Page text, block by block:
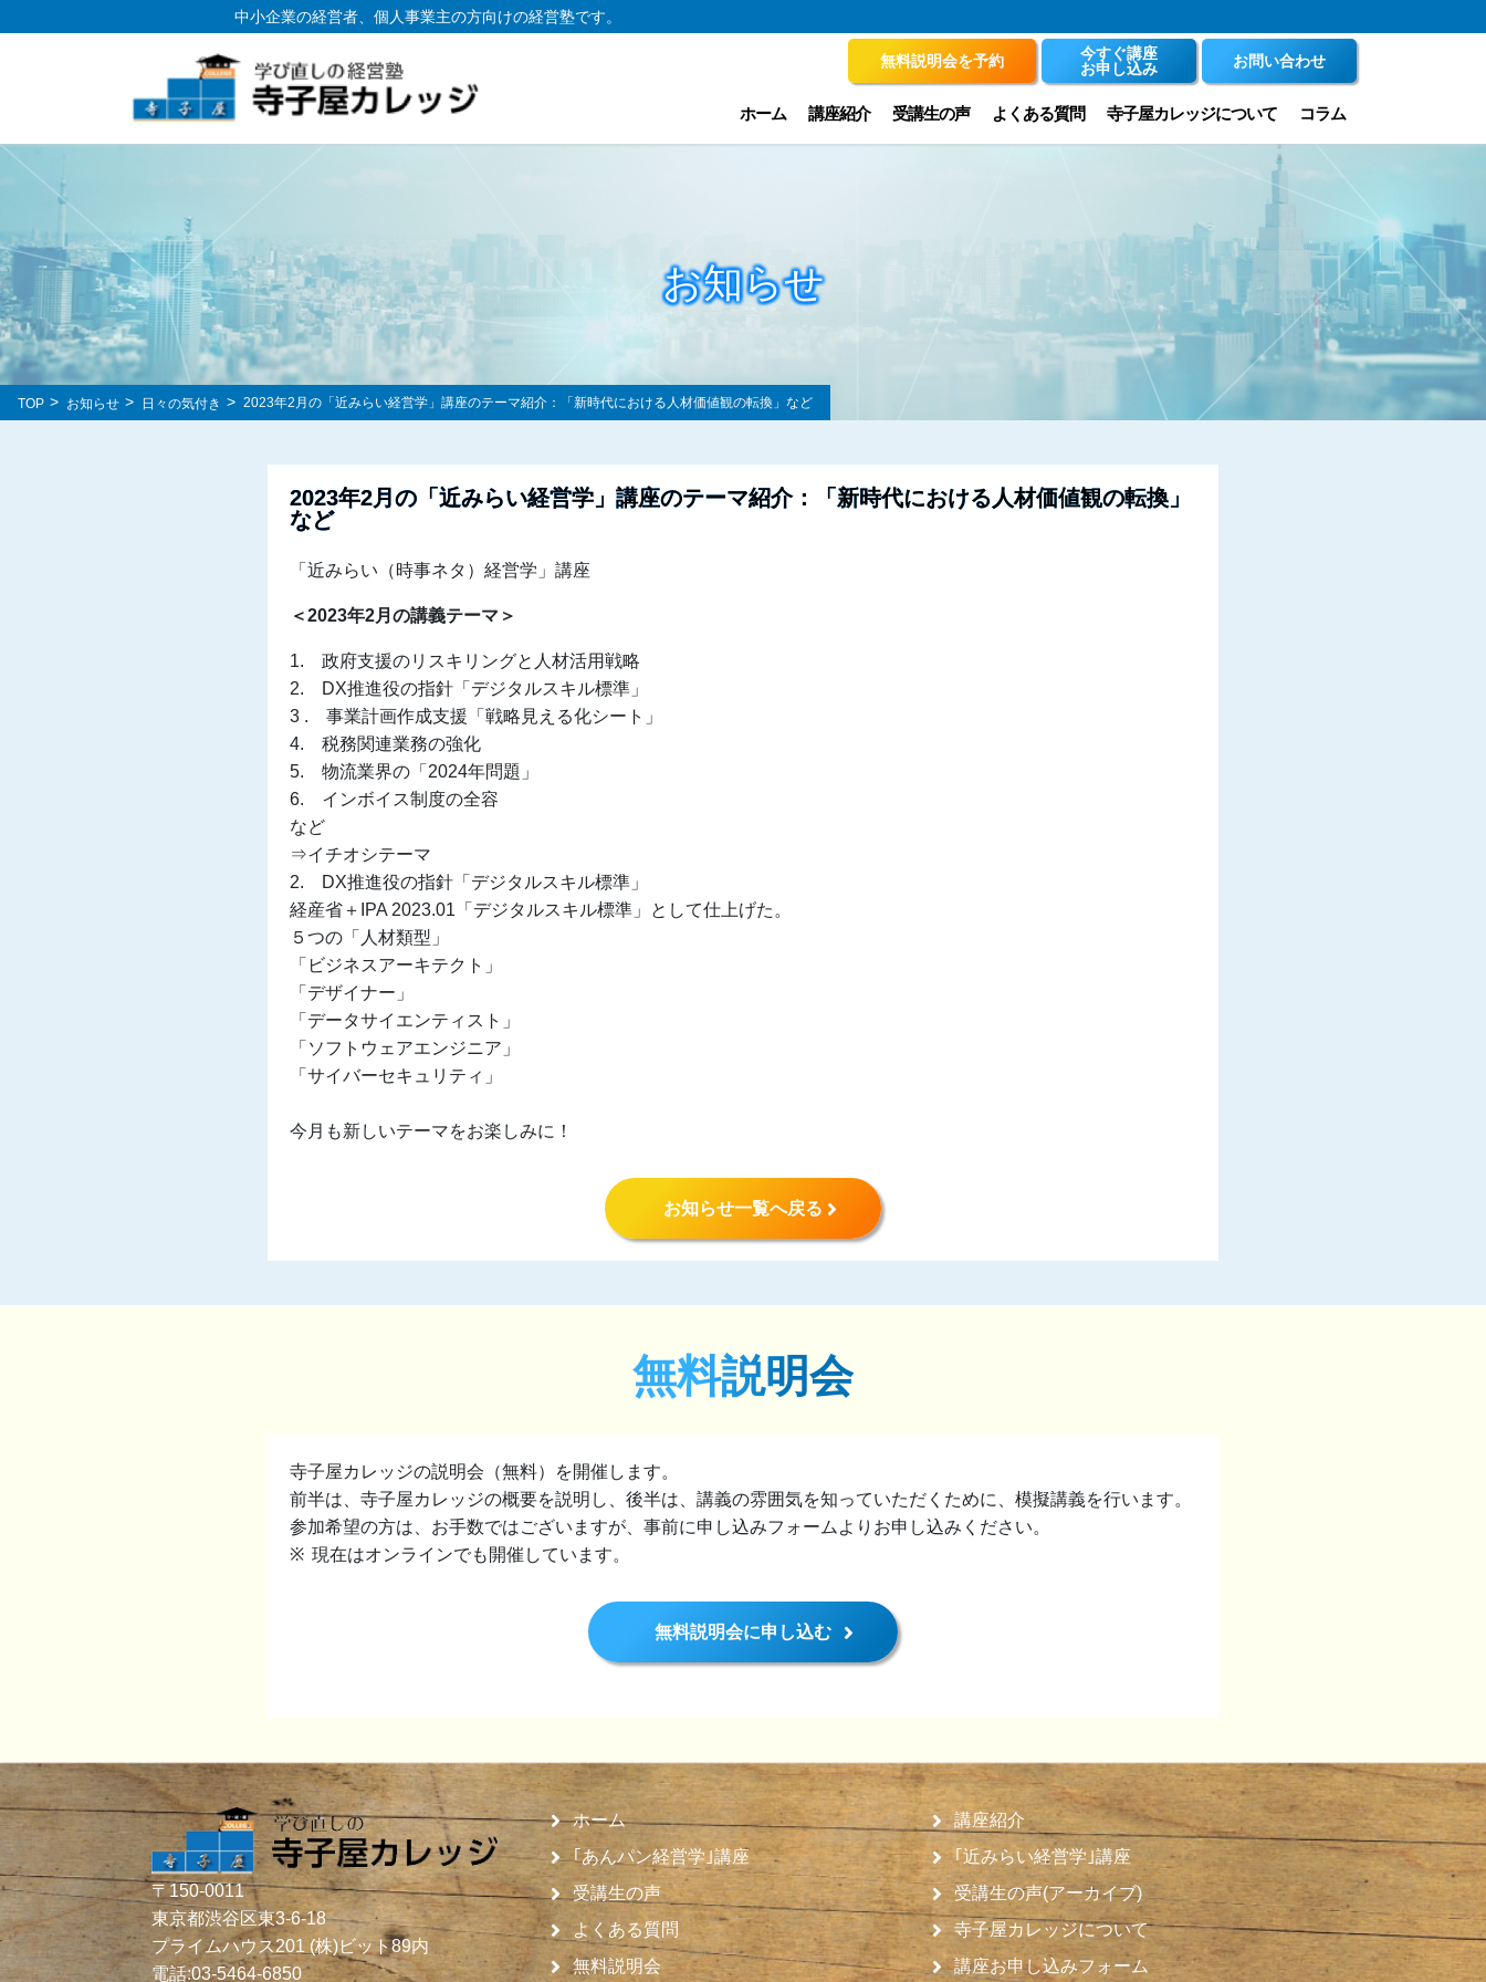
中小企業の経営者、個人事業主の方向けの経営塾です。
無料説明会を予約
今すぐ講座
お申し込み
お問い合わせ
ホーム 講座紹介 受講生の声 よくある質問 寺子屋カレッジについて コラム
お知らせ
TOP お知らせ 日々の気付き 2023年2月の「近みらい経営学」講座のテーマ紹介：「新時代における人材価値観の転換」など
2023年2月の「近みらい経営学」講座のテーマ紹介：「新時代における人材価値観の転換」
など
「近みらい（時事ネタ）経営学」講座
＜2023年2月の講義テーマ＞
1. 政府支援のリスキリングと人材活用戦略
2. DX推進役の指針「デジタルスキル標準」
3 . 事業計画作成支援「戦略見える化シート」
4. 税務関連業務の強化
5. 物流業界の「2024年問題」
6. インボイス制度の全容
など
⇒イチオシテーマ
2. DX推進役の指針「デジタルスキル標準」
経産省＋IPA 2023.01「デジタルスキル標準」として仕上げた。
５つの「人材類型」
「ビジネスアーキテクト」
「デザイナー」
「データサイエンティスト」
「ソフトウェアエンジニア」
「サイバーセキュリティ」
今月も新しいテーマをお楽しみに！
お知らせ一覧へ戻る
無料説明会
寺子屋カレッジの説明会（無料）を開催します。
前半は、寺子屋カレッジの概要を説明し、後半は、講義の雰囲気を知っていただくために、模擬講義を行います。
参加希望の方は、お手数ではございますが、事前に申し込みフォームよりお申し込みください。
現在はオンラインでも開催しています。
無料説明会に申し込む
〒150-0011
東京都渋谷区東3-6-18
プライムハウス201 (株)ビット89内
電話:03-5464-6850
ホーム
講座紹介
｢あんパン経営学｣講座
｢近みらい経営学｣講座
受講生の声
受講生の声(アーカイブ)
よくある質問
寺子屋カレッジについて
無料説明会
講座お申し込みフォーム